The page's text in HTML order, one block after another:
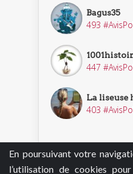
En poursuivant votre
l’utilisation de cookies
Bagus35
493
447
La liseuse
403
Découvrir nos